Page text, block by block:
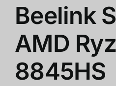
Beelink
AMD
8845HS